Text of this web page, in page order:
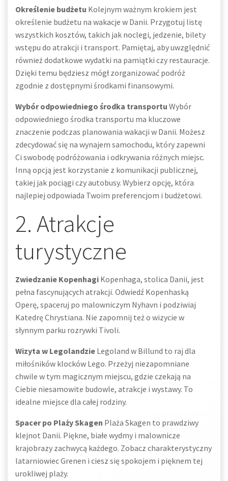
Określenie budżetu Kolejnym ważnym krokiem jest
określenie budżetu na wakacje w Danii. Przygotuj listę
wszystkich kosztów, takich jak noclegi, jedzenie, bilety
wstępu do atrakcji i transport. Pamiętaj, aby uwzględnić
również dodatkowe wydatki na pamiątki czy restauracje.
Dzięki temu będziesz mógł zorganizować podróż
zgodnie z dostępnymi środkami finansowymi.
Wybór odpowiedniego środka transportu Wybór
odpowiedniego środka transportu ma kluczowe
znaczenie podczas planowania wakacji w Danii. Możesz
zdecydować się na wynajem samochodu, który zapewni
Ci swobodę podróżowania i odkrywania różnych miejsc.
Inną opcją jest korzystanie z komunikacji publicznej,
takiej jak pociągi czy autobusy. Wybierz opcję, która
najlepiej odpowiada Twoim preferencjom i budżetowi.
2. Atrakcje
turystyczne
Zwiedzanie Kopenhagi Kopenhaga, stolica Danii, jest
pełna fascynujących atrakcji. Odwiedź Kopenhaską
Operę, spaceruj po malowniczym Nyhavn i podziwiaj
Katedrę Chrystiana. Nie zapomnij też o wizycie w
słynnym parku rozrywki Tivoli.
Wizyta w Legolandzie Legoland w Billund to raj dla
miłośników klocków Lego. Przeżyj niezapomniane
chwile w tym magicznym miejscu, gdzie czekają na
Ciebie niesamowite budowle, atrakcje i wystawy. To
idealne miejsce dla całej rodziny.
Spacer po Plaży Skagen Plaża Skagen to prawdziwy
klejnot Danii. Piękne, białe wydmy i malownicze
krajobrazy zachwycą każdego. Zobacz charakterystyczny
latarniowiec Grenen i ciesz się spokojem i pięknem tej
urokliwej plaży.